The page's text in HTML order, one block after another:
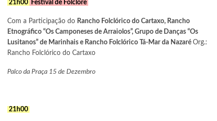
21h00 Festival de Folclore
Com a Participação do Rancho Folclórico do Cartaxo, Rancho
Etnográfico “Os Camponeses de Arraiolos”, Grupo de Danças “Os
Lusitanos” de Marinhais e Rancho Folclórico Tá-Mar da Nazaré Org.:
Rancho Folclórico do Cartaxo
Palco da Praça 15 de Dezembro
21h00